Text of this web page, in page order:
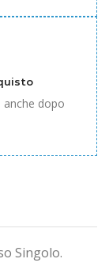
dopo
Singolo.